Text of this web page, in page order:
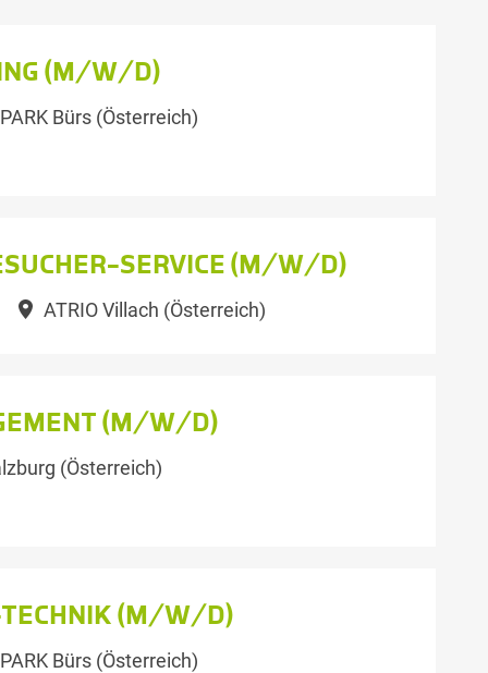
(M/W/D)
Bürs (Österreich)
SERVICE (M/W/D)
ATRIO Villach (Österreich)
(M/W/D)
(Österreich)
TECHNIK (M/W/D)
Bürs (Österreich)